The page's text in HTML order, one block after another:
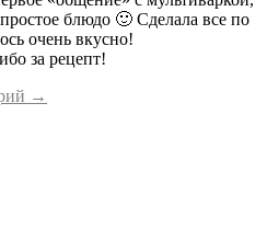
блюдо 🙂 Сделала все по
очень вкусно!
за рецепт!
→